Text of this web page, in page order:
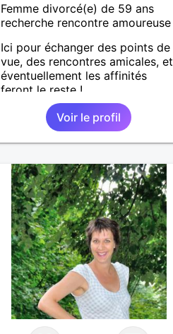
Femme divorcé(e) de 59 ans
recherche rencontre amoureuse
Ici pour échanger des points de
vue, des rencontres amicales, et
éventuellement les affinités
feront le reste !
Voir le profil